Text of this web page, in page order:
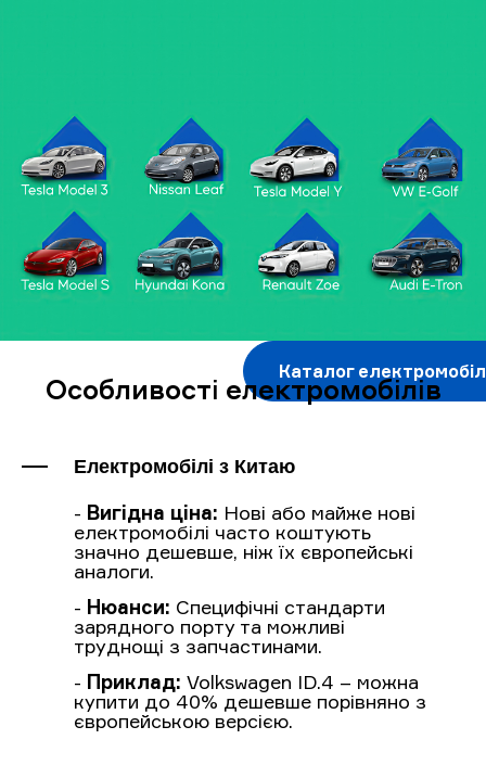
Каталог
Особливості електромобілів
Електромобілі з Китаю
- Вигідна ціна: Нові або майже нові
електромобілі часто коштують
значно дешевше, ніж їх європейські
аналоги.
- Нюанси: Специфічні стандарти
зарядного порту та можливі
труднощі з запчастинами.
- Приклад: Volkswagen ID.4 – можна
купити до 40% дешевше порівняно з
європейською версією.